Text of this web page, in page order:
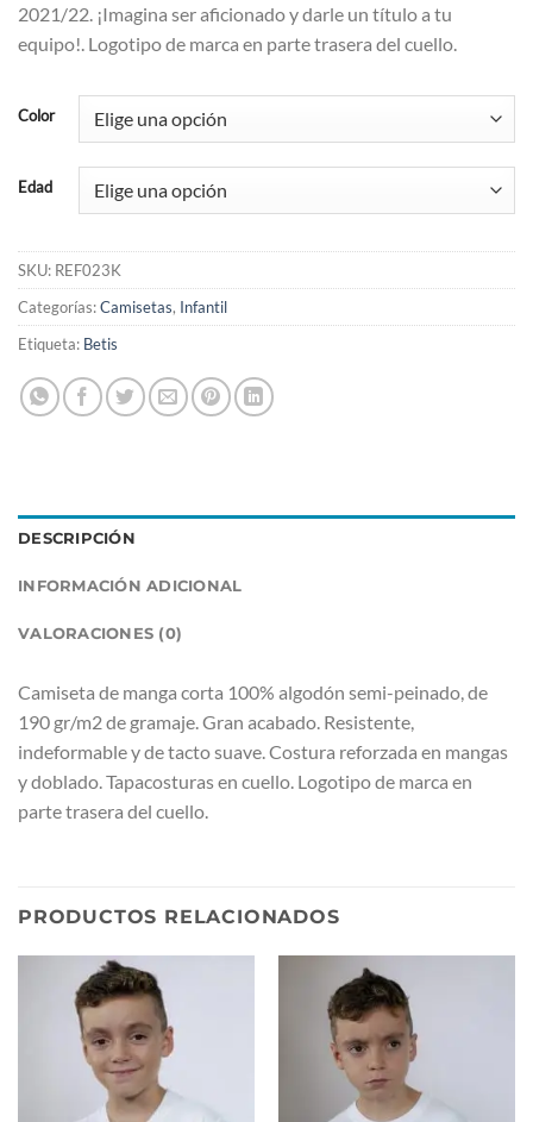
2021/22. ¡Imagina ser aficionado y darle un título a tu
equipo!. Logotipo de marca en parte trasera del cuello.
Color
Edad
SKU: REF023K
Categorías:Camisetas, Infantil
Etiqueta: Betis
DESCRIPCIÓN
INFORMACIÓN ADICIONAL
VALORACIONES (0)
Camiseta de manga corta 100% algodón semi-peinado, de
190 gr/m2 de gramaje. Gran acabado. Resistente,
indeformable y de tacto suave. Costura reforzada en mangas
y doblado. Tapacosturas en cuello. Logotipo de marca en
parte trasera del cuello.
PRODUCTOS RELACIONADOS